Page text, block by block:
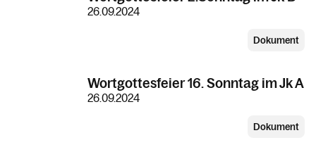
26.09.2024
Dokument
Wortgottesfeier 16. Sonntag im Jk A
26.09.2024
Dokument